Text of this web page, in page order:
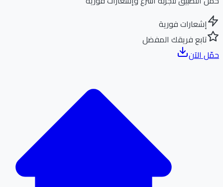
إشعارات فورية
تابع فريقك المفضل
الآن